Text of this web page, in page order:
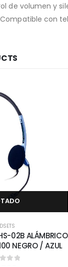
de volumen y
con
02B ALÁMBRICO
NEGRO / AZUL